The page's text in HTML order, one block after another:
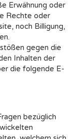
Erwähnung oder
Rechte oder
noch Billigung,
gegen die
Inhalten der
die folgende E-
bezüglich